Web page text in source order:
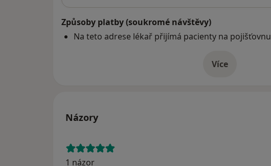
Způsoby platby (soukromé návštěvy)
Na teto adrese lékař přijímá pacienty na pojišťovnu
Víceo adrese
Názory
1 názor